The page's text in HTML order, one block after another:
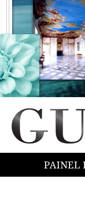
PAINEL